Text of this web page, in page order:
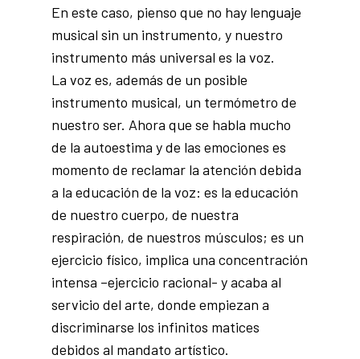
En este caso, pienso que no hay lenguaje
musical sin un instrumento, y nuestro
instrumento más universal es la voz.
La voz es, además de un posible
instrumento musical, un termómetro de
nuestro ser. Ahora que se habla mucho
de la autoestima y de las emociones es
momento de reclamar la atención debida
a la educación de la voz: es la educación
de nuestro cuerpo, de nuestra
respiración, de nuestros músculos; es un
ejercicio físico, implica una concentración
intensa –ejercicio racional- y acaba al
servicio del arte, donde empiezan a
discriminarse los infinitos matices
debidos al mandato artístico.